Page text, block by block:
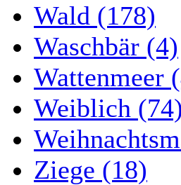
Wald (178)
Waschbär (4)
Wattenmeer
Weiblich (74)
Ziege (18)